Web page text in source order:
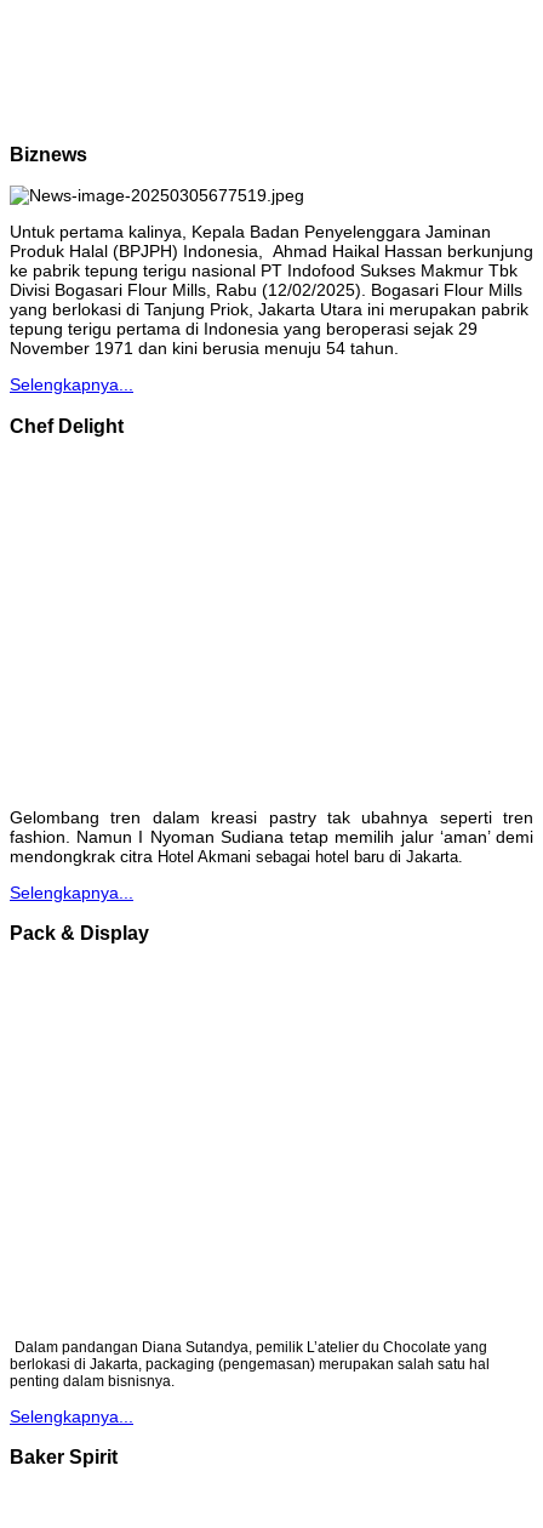
Biznews
Untuk pertama kalinya, Kepala Badan Penyelenggara Jaminan
Produk Halal (BPJPH) Indonesia, Ahmad Haikal Hassan berkunjung
ke pabrik tepung terigu nasional PT Indofood Sukses Makmur Tbk
Divisi Bogasari Flour Mills, Rabu (12/02/2025). Bogasari Flour Mills
yang berlokasi di Tanjung Priok, Jakarta Utara ini merupakan pabrik
tepung terigu pertama di Indonesia yang beroperasi sejak 29
November 1971 dan kini berusia menuju 54 tahun.
Selengkapnya...
Chef Delight
Gelombang tren dalam kreasi pastry tak ubahnya seperti tren
fashion. Namun I Nyoman Sudiana tetap memilih jalur ‘aman’ demi
mendongkrak citra Hotel Akmani sebagai hotel baru di Jakarta.
Selengkapnya...
Pack & Display
Dalam pandangan Diana Sutandya, pemilik L’atelier du Chocolate yang
berlokasi di Jakarta, packaging (pengemasan) merupakan salah satu hal
penting dalam bisnisnya.
Selengkapnya...
Baker Spirit